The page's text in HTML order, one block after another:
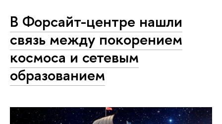
В Форсайт-центре нашли
связь между покорением
космоса и сетевым
образованием